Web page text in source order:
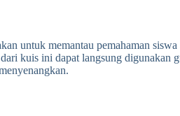
untuk memantau pemahaman
kuis ini dapat langsung